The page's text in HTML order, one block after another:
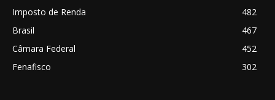
Imposto de Renda
482
Brasil
467
Câmara Federal
452
Fenafisco
302